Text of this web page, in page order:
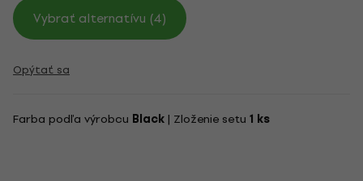
Vybrať alternatívu (4)
Opýtať sa
Farba podľa výrobcu Black | Zloženie setu 1 ks